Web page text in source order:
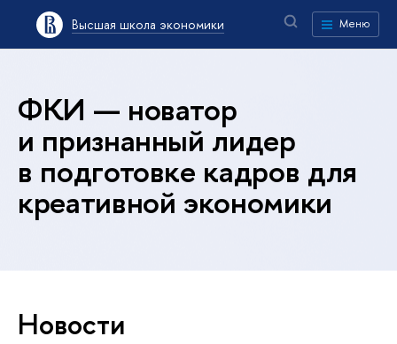
Высшая школа экономики Меню
ФКИ — новатор
и признанный лидер
в подготовке кадров для
креативной экономики
Новости